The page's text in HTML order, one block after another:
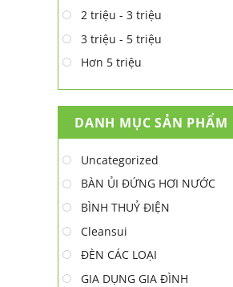
2 triệu - 3 triệu
3 triệu - 5 triệu
Hơn 5 triệu
DANH MỤC SẢN PHẨM
Uncategorized
BÀN ỦI ĐỨNG HƠI NƯỚC
BÌNH THUỶ ĐIỆN
Cleansui
ĐÈN CÁC LOẠI
GIA DỤNG GIA ĐÌNH